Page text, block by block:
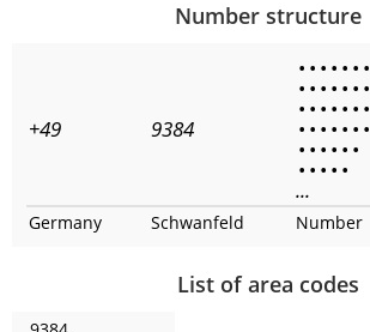
Number structure
+49 9384
• • • • • • •
• • • • • • •
• • • • • • •
• • • • • • •
• • • • • •
• • • • •
...
Germany Schwanfeld Number
List of area codes